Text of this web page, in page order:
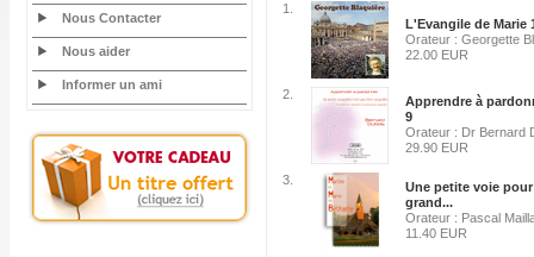
Nous Contacter
Nous aider
Informer un ami
1.
L'Evangile de Marie
Orateur : Georgette
22.00 EUR
2.
Apprendre à
9
Orateur : Dr Bernard
29.90 EUR
3.
Une petite voie
grand...
Orateur : Pascal
11.40 EUR